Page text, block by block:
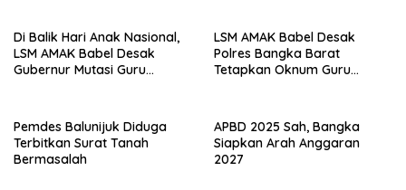
Di Balik Hari Anak Nasional,
LSM AMAK Babel Desak
Gubernur Mutasi Guru
Belitung
LSM AMAK Babel Desak
Polres Bangka Barat
Tetapkan Oknum Guru
Pemdes Balunijuk Diduga
Terbitkan Surat Tanah
Bermasalah
APBD 2025 Sah, Bangka
Siapkan Arah Anggaran
2027